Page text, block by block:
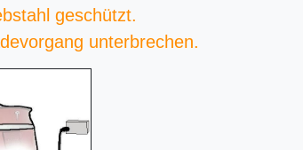
geschützt.
unterbrechen.